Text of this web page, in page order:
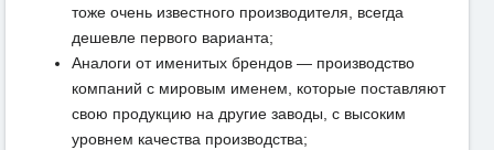
тоже очень известного производителя, всегда
дешевле первого варианта;
Аналоги от именитых брендов — производство
компаний с мировым именем, которые поставляют
свою продукцию на другие заводы, с высоким
уровнем качества производства;